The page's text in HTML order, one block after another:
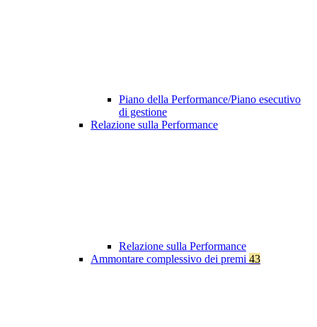
Piano della Performance/Piano esecutivo
di gestione
Relazione sulla Performance
Relazione sulla Performance
Ammontare complessivo dei premi 43